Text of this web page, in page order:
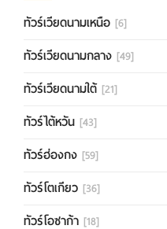
ทัวร์เวียดนามเหนือ [6]
ทัวร์เวียดนามกลาง [49]
ทัวร์เวียดนามใต้ [21]
ทัวร์ไต้หวัน [43]
ทัวร์ฮ่องกง [59]
ทัวร์โตเกียว [36]
ทัวร์โอซาก้า [18]